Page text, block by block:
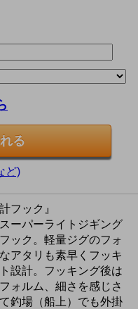
ど)
フック』
ーパーライトジギング
ック。軽量ジグのフォ
アタリも素早くフッキ
設計。フッキング後は
ォルム、細さを感じさ
釣場（船上）でも外掛